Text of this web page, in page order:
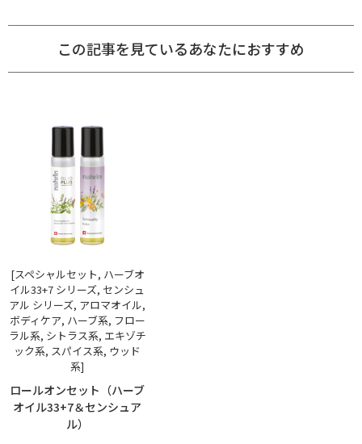
この記事を見ているあなたにおすすめ
[スペシャルセット, ハーブオ
イル33+7 シリーズ, センシュ
アル シリーズ, アロマオイル,
ボディケア, ハーブ系, フロー
ラル系, シトラス系, エキゾチ
ック系, スパイス系, ウッド
系]
ロールオンセット（ハーブ
オイル33+7＆センシュア
ル）